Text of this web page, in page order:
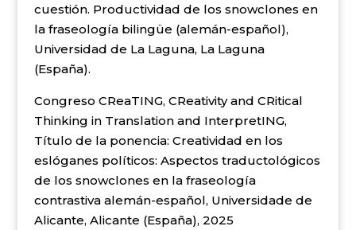
cuestión. Productividad de los snowclones en
la fraseología bilingüe (alemán-español),
Universidad de La Laguna, La Laguna
(España).
Congreso CReaTING, CReativity and CRitical
Thinking in Translation and InterpretING,
Título de la ponencia: Creatividad en los
eslóganes políticos: Aspectos traductológicos
de los snowclones en la fraseología
contrastiva alemán-español, Universidade de
Alicante, Alicante (España), 2025